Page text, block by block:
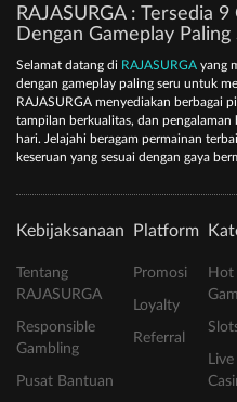
RAJASURGA : Tersedia
Dengan Gameplay Paling
Selamat datang di RAJASURGA yang
dengan gameplay paling seru untuk
RAJASURGA menyediakan berbagai
tampilan berkualitas, dan
hari. Jelajahi beragam permainan
keseruan yang sesuai dengan gaya
Kebijaksanaan
Tentang
RAJASURGA
Responsible
Gambling
Pusat Bantuan
Platform
Promosi
Loyalty
Referral
Hot
Live